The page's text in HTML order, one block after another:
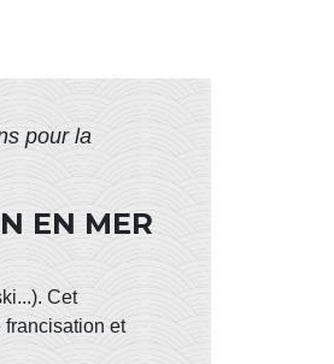
pour la
EN MER
Cet
francisation et